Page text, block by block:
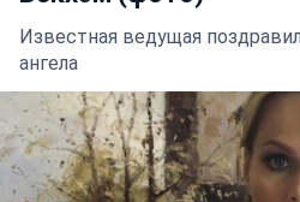
Известная ведущая
ангела